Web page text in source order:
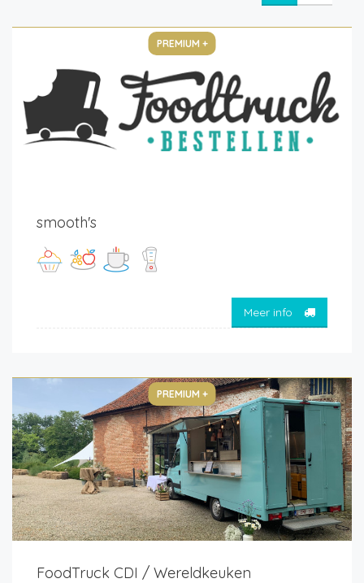
PREMIUM +
smooth's
Meer info
PREMIUM +
FoodTruck CDI / Wereldkeuken